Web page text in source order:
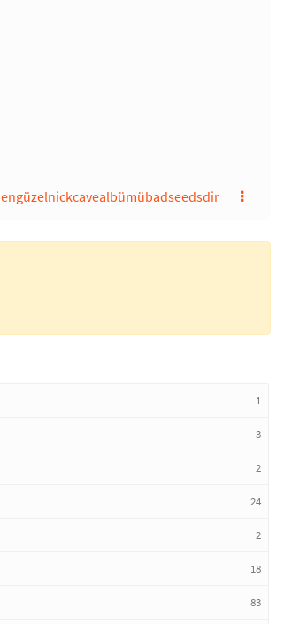
engüzelnickcavealbümübadseedsdir
1
3
2
24
2
18
83